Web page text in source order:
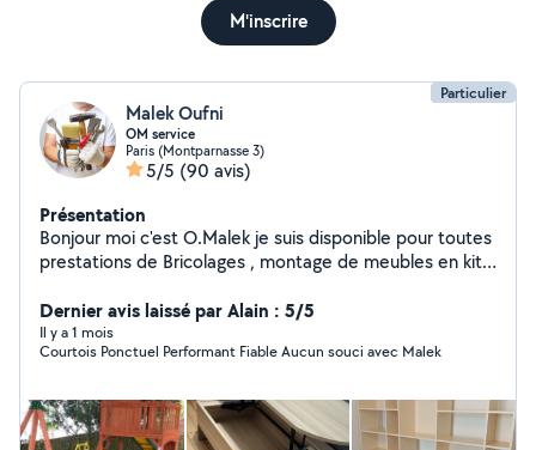
M'inscrire
Particulier
Malek Oufni
OM service
Paris (Montparnasse 3)
5/5 (90 avis)
Présentation
Bonjour moi c'est O.Malek je suis disponible pour toutes
prestations de Bricolages , montage de meubles en kit
Tout les jour de la semaine
Dernier avis laissé par Alain : 5/5
Il y a 1 mois
Courtois Ponctuel Performant Fiable Aucun souci avec Malek